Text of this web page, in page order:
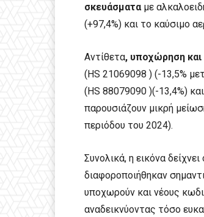
σκευάσματα με
(+97,4%) και το καύσιμο
Αντίθετα, υποχώρηση και
(HS 21069098 ) (-13,5%
(HS 88079090 )(-13,4%)
παρουσιάζουν μικρή
περιόδου του 2024).
Συνολικά, η εικόνα
διαφοροποιήθηκαν
υποχωρούν και νέους
αναδεικνύοντας τόσο